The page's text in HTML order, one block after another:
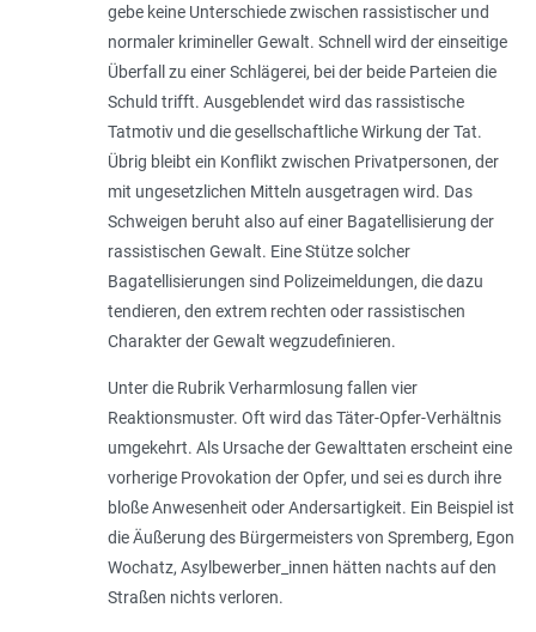
gebe keine Unterschiede zwischen rassistischer und
normaler krimineller Gewalt. Schnell wird der einseitige
Überfall zu einer Schlägerei, bei der beide Parteien die
Schuld trifft. Ausgeblendet wird das rassistische
Tatmotiv und die gesellschaftliche Wirkung der Tat.
Übrig bleibt ein Konflikt zwischen Privatpersonen, der
mit ungesetzlichen Mitteln ausgetragen wird. Das
Schweigen beruht also auf einer Bagatellisierung der
rassistischen Gewalt. Eine Stütze solcher
Bagatellisierungen sind Polizeimeldungen, die dazu
tendieren, den extrem rechten oder rassistischen
Charakter der Gewalt wegzudefinieren.
Unter die Rubrik Verharmlosung fallen vier
Reaktionsmuster. Oft wird das Täter-Opfer-Verhältnis
umgekehrt. Als Ursache der Gewalttaten erscheint eine
vorherige Provokation der Opfer, und sei es durch ihre
bloße Anwesenheit oder Andersartigkeit. Ein Beispiel ist
die Äußerung des Bürgermeisters von Spremberg, Egon
Wochatz, Asylbewerber_innen hätten nachts auf den
Straßen nichts verloren.